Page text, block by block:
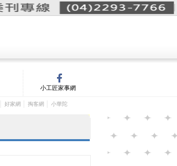
詢價單(0
小工匠家事網
好家網 掏客網 小華陀